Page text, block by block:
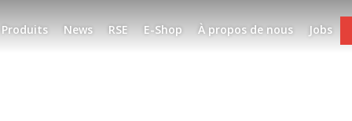
Produits News RSE E-Shop À propos de nous Jobs